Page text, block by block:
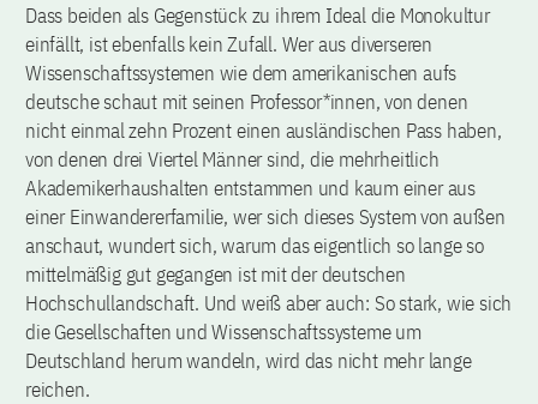
Dass beiden als Gegenstück zu ihrem Ideal die Monokultur
einfällt, ist ebenfalls kein Zufall. Wer aus diverseren
Wissenschaftssystemen wie dem amerikanischen aufs
deutsche schaut mit seinen Professor*innen, von denen
nicht einmal zehn Prozent einen ausländischen Pass haben,
von denen drei Viertel Männer sind, die mehrheitlich
Akademikerhaushalten entstammen und kaum einer aus
einer Einwandererfamilie, wer sich dieses System von außen
anschaut, wundert sich, warum das eigentlich so lange so
mittelmäßig gut gegangen ist mit der deutschen
Hochschullandschaft. Und weiß aber auch: So stark, wie sich
die Gesellschaften und Wissenschaftssysteme um
Deutschland herum wandeln, wird das nicht mehr lange
reichen.